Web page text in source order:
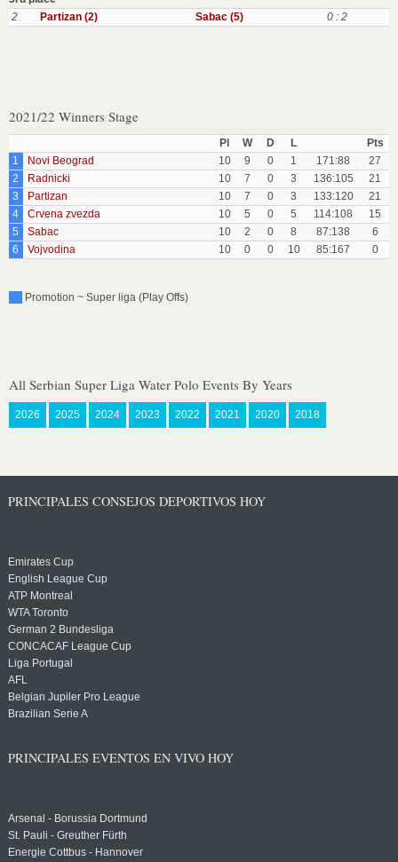
2
Partizan (2) Sabac (5) 0 : 2
2021/22 Winners Stage
Pl W D L
Pts
1
Novi Beograd 10 9 0 1 171:88
27
2
Radnicki 10 7 0 3 136:105
21
3
Partizan 10 7 0 3 133:120
21
4
Crvena zvezda 10 5 0 5 114:108
15
5
Sabac 10 2 0 8 87:138
6
6
Vojvodina 10 0 0 10 85:167 0
Promotion ~ Super liga (Play Offs)
All Serbian Super Liga Water Polo Events By Years
2026 2025 2024 2023 2022 2021 2020 2018
PRINCIPALES CONSEJOS DEPORTIVOS HOY
Emirates Cup
English League Cup
ATP Montreal
WTA Toronto
German 2 Bundesliga
CONCACAF League Cup
Liga Portugal
AFL
Belgian Jupiler Pro League
Brazilian Serie A
PRINCIPALES EVENTOS EN VIVO HOY
Arsenal - Borussia Dortmund
St. Pauli - Greuther Fürth
Energie Cottbus - Hannover